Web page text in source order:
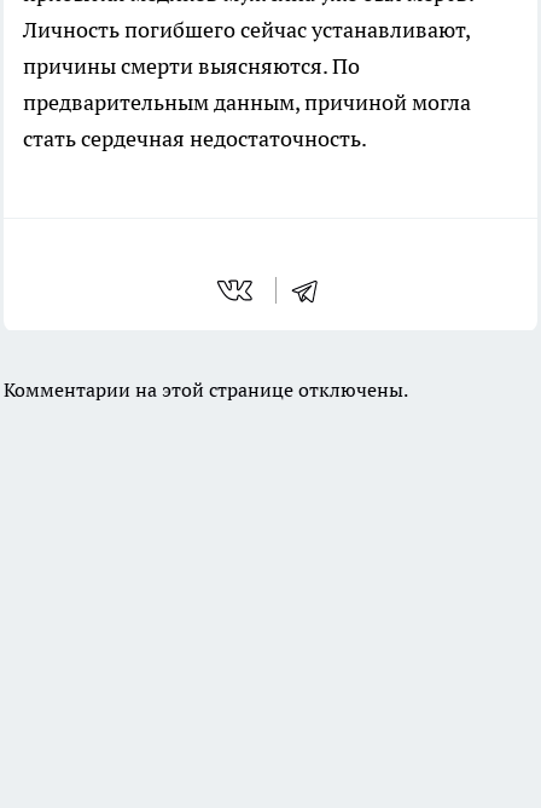
Личность погибшего сейчас устанавливают,
причины смерти выясняются. По
предварительным данным, причиной могла
стать сердечная недостаточность.
Комментарии на этой странице отключены.